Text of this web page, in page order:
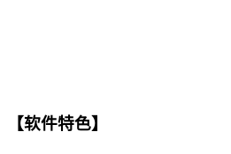
【软件特色】